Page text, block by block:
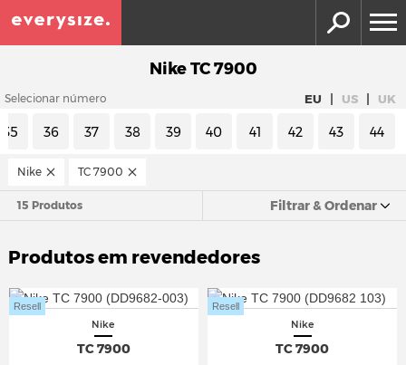
Nike TC 7900
Selecionar número EU | US | UK
35 36 37 38 39 40 41 42 43 44
Nike TC 7900
15 Produtos Filtrar & Ordenar
Produtos em revendedores
Nike
TC 7900
Resell
Nike
TC 7900
Resell